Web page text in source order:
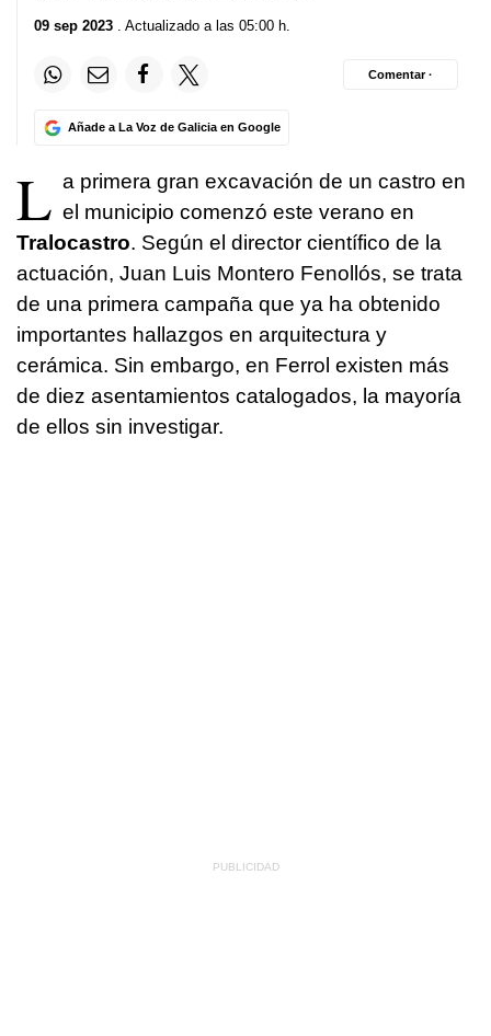
09 sep 2023 . Actualizado a las 05:00 h.
Añade a La Voz de Galicia en Google
Comentar ·
L a primera gran excavación de un castro en
el municipio comenzó este verano en
Tralocastro. Según el director científico de la
actuación, Juan Luis Montero Fenollós, se trata
de una primera campaña que ya ha obtenido
importantes hallazgos en arquitectura y
cerámica. Sin embargo, en Ferrol existen más
de diez asentamientos catalogados, la mayoría
de ellos sin investigar.